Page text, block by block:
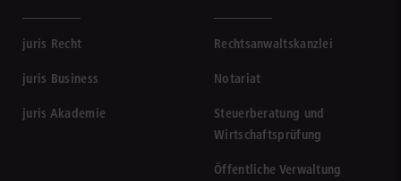
juris Recht
juris Business
juris Akademie
Rechtsanwaltskanzlei
Notariat
Steuerberatung und
Wirtschaftsprüfung
Öffentliche Verwaltung